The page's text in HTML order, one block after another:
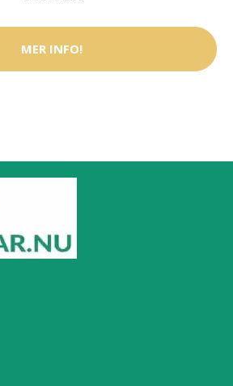
MER INFO!